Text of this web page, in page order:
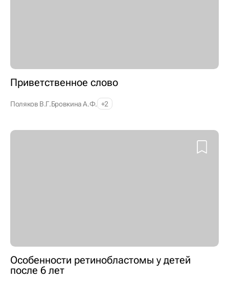
Приветственное слово
Поляков В.Г.Бровкина А.Ф. +2
Особенности ретинобластомы у детей
после 6 лет